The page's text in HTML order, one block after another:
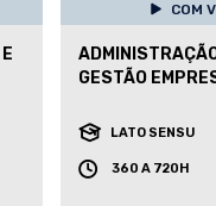
COM
GESTÃO
LATO SENSU
360 A 720H